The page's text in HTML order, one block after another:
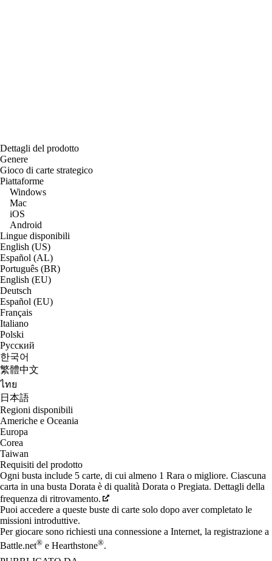
Dettagli del prodotto
Genere
Gioco di carte strategico
Piattaforme
Windows
Mac
iOS
Android
Lingue disponibili
English (US)
Español (AL)
Português (BR)
English (EU)
Deutsch
Español (EU)
Français
Italiano
Polski
Русский
한국어
繁體中文
ไทย
日本語
Regioni disponibili
Americhe e Oceania
Europa
Corea
Taiwan
Requisiti del prodotto
Ogni busta include 5 carte, di cui almeno 1 Rara o migliore. Ciascuna
carta in una busta Dorata è di qualità Dorata o Pregiata. Dettagli della
frequenza di ritrovamento.
Puoi accedere a queste buste di carte solo dopo aver completato le
missioni introduttive.
Per giocare sono richiesti una connessione a Internet, la registrazione a
Battle.net® e Hearthstone®.